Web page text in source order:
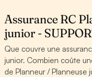
Assurance RC
junior -
Que couvre une
junior. Combien coûte
de Planneur / Planneuse